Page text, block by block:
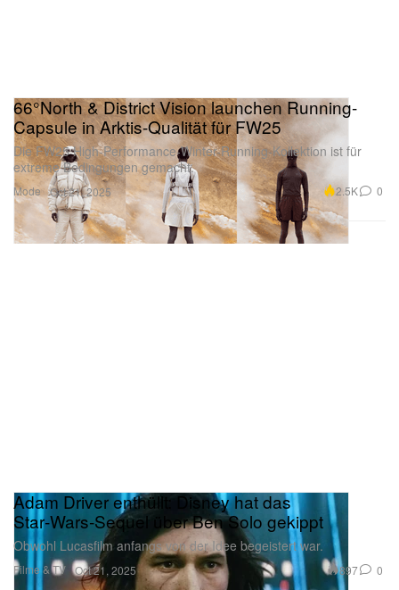
Mode
66°North & District Vision launchen Running-
Capsule in Arktis-Qualität für FW25
Die FW25 High-Performance-Winter-Running-Kollektion ist für
extreme Bedingungen gemacht.
Oct 21, 2025 2.5K 0
Filme & TV
Adam Driver enthüllt: Disney hat das
Star‑Wars‑Sequel über Ben Solo gekippt
Obwohl Lucasfilm anfangs von der Idee begeistert war.
Oct 21, 2025 897 0